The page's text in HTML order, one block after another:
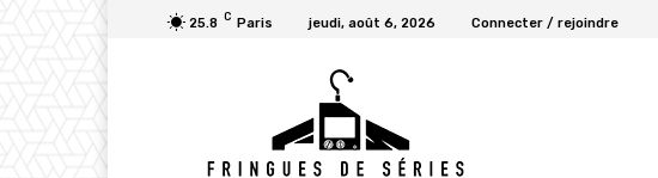
25.8 C Paris jeudi, août 6, 2026 Connecter / rejoindre